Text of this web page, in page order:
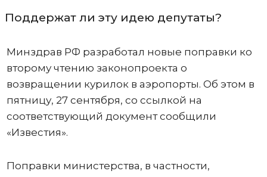
Поддержат ли эту идею депутаты?
Минздрав РФ разработал новые поправки ко
второму чтению законопроекта о
возвращении курилок в аэропорты. Об этом в
пятницу, 27 сентября, со ссылкой на
соответствующий документ сообщили
«Известия».
Поправки министерства, в частности,